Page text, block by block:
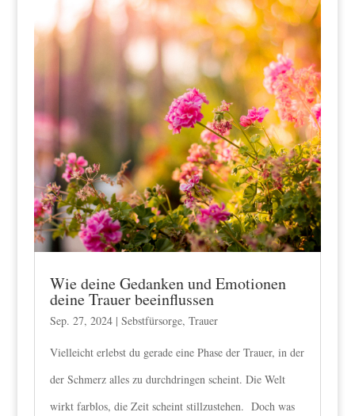
Wie deine Gedanken und Emotionen
deine Trauer beeinflussen
Sep. 27, 2024| Sebstfürsorge, Trauer
Vielleicht erlebst du gerade eine Phase der Trauer, in der
der Schmerz alles zu durchdringen scheint. Die Welt
wirkt farblos, die Zeit scheint stillzustehen. Doch was